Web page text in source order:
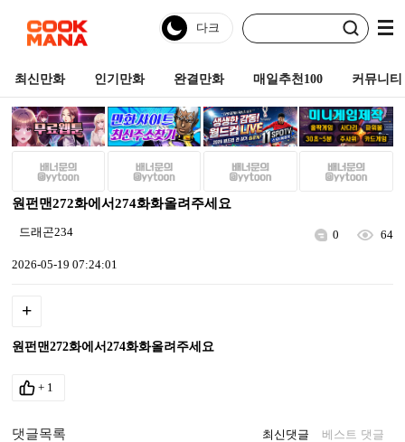
최신만화 인기만화 완결만화 매일추천100 커뮤니티
원펀맨272화에서274화화올려주세요
드래곤234 0 64
2026-05-19 07:24:01
+
원펀맨272화에서274화화올려주세요
+ 1
댓글목록 최신댓글 베스트 댓글